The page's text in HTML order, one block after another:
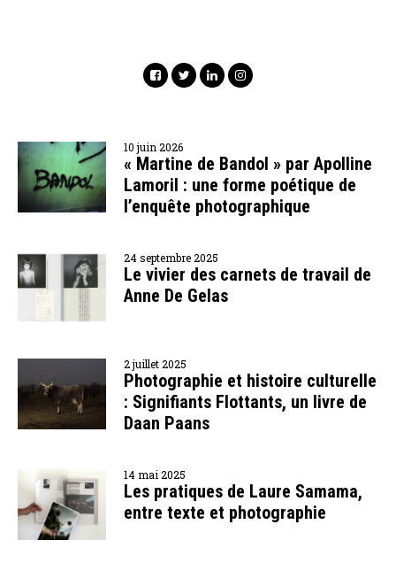
10 juin 2026
« Martine de Bandol » par Apolline
Lamoril : une forme poétique de
l’enquête photographique
24 septembre 2025
Le vivier des carnets de travail de
Anne De Gelas
2 juillet 2025
Photographie et histoire culturelle
: Signifiants Flottants, un livre de
Daan Paans
14 mai 2025
Les pratiques de Laure Samama,
entre texte et photographie